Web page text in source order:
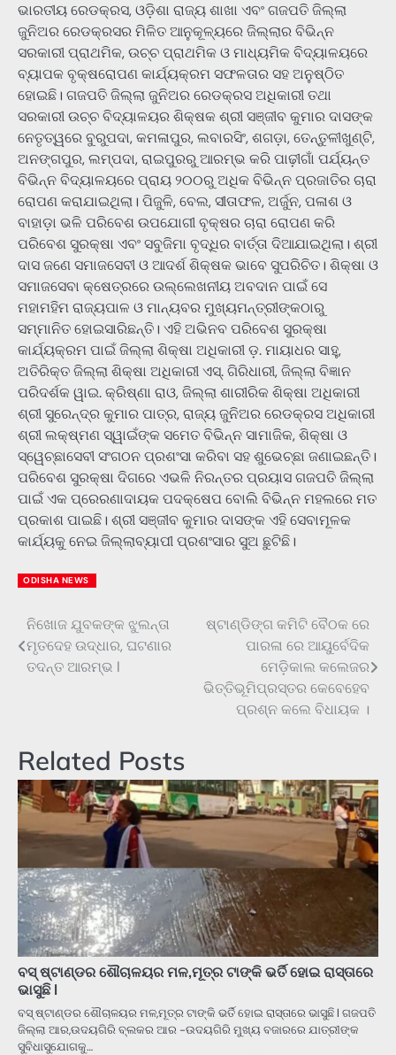
ଭାରତୀୟ ରେଡକ୍ରସ, ଓଡ଼ିଶା ରାଜ୍ୟ ଶାଖା ଏବଂ ଗଜପତି ଜିଲ୍ଲା
ଜୁନିଅର ରେଡକ୍ରସର ମିଳିତ ଆନୁକୂଳ୍ୟରେ ଜିଲ୍ଲାର ବିଭିନ୍ନ
ସରକାରୀ ପ୍ରାଥମିକ, ଉଚ୍ଚ ପ୍ରାଥମିକ ଓ ମାଧ୍ୟମିକ ବିଦ୍ୟାଳୟରେ
ବ୍ୟାପକ ବୃକ୍ଷରୋପଣ କାର୍ଯ୍ୟକ୍ରମ ସଫଳତାର ସହ ଅନୁଷ୍ଠିତ
ହୋଇଛି। ଗଜପତି ଜିଲ୍ଲା ଜୁନିଅର ରେଡକ୍ରସ ଅଧିକାରୀ ତଥା
ସରକାରୀ ଉଚ୍ଚ ବିଦ୍ୟାଳୟର ଶିକ୍ଷକ ଶ୍ରୀ ସଞ୍ଜୀବ କୁମାର ଦାସଙ୍କ
ନେତୃତ୍ୱରେ ବୁରୁପଦା, କମଳାପୁର, ଲବାରସିଂ, ଶଗଡ଼ା, ତେନ୍ତୁଳୀଖୁଣ୍ଟି,
ଅନଙ୍ଗପୁର, ଲମ୍ପଦା, ରାଇପୁରରୁ ଆରମ୍ଭ କରି ପାଢ଼ୀଗାଁ ପର୍ଯ୍ୟନ୍ତ
ବିଭିନ୍ନ ବିଦ୍ୟାଳୟରେ ପ୍ରାୟ ୨୦୦ରୁ ଅଧିକ ବିଭିନ୍ନ ପ୍ରଜାତିର ଚାରା
ରୋପଣ କରାଯାଇଥିଲା। ପିଜୁଳି, ବେଲ, ସୀତାଫଳ, ଅର୍ଜୁନ, ପଳାଶ ଓ
ବାହାଡ଼ା ଭଳି ପରିବେଶ ଉପଯୋଗୀ ବୃକ୍ଷର ଚାରା ରୋପଣ କରି
ପରିବେଶ ସୁରକ୍ଷା ଏବଂ ସବୁଜିମା ବୃଦ୍ଧିର ବାର୍ତ୍ତା ଦିଆଯାଇଥିଲା। ଶ୍ରୀ
ଦାସ ଜଣେ ସମାଜସେବୀ ଓ ଆଦର୍ଶ ଶିକ୍ଷକ ଭାବେ ସୁପରିଚିତ। ଶିକ୍ଷା ଓ
ସମାଜସେବା କ୍ଷେତ୍ରରେ ଉଲ୍ଲେଖନୀୟ ଅବଦାନ ପାଇଁ ସେ
ମହାମହିମ ରାଜ୍ୟପାଳ ଓ ମାନ୍ୟବର ମୁଖ୍ୟମନ୍ତ୍ରୀଙ୍କଠାରୁ
ସମ୍ମାନିତ ହୋଇସାରିଛନ୍ତି। ଏହି ଅଭିନବ ପରିବେଶ ସୁରକ୍ଷା
କାର୍ଯ୍ୟକ୍ରମ ପାଇଁ ଜିଲ୍ଲା ଶିକ୍ଷା ଅଧିକାରୀ ଡ଼. ମାୟାଧର ସାହୁ,
ଅତିରିକ୍ତ ଜିଲ୍ଲା ଶିକ୍ଷା ଅଧିକାରୀ ଏସ୍. ଗିରିଧାରୀ, ଜିଲ୍ଲା ବିଜ୍ଞାନ
ପରିଦର୍ଶକ ୱାଇ. କ୍ରିଷ୍ଣା ରାଓ, ଜିଲ୍ଲା ଶାରୀରିକ ଶିକ୍ଷା ଅଧିକାରୀ
ଶ୍ରୀ ସୁରେନ୍ଦ୍ର କୁମାର ପାତ୍ର, ରାଜ୍ୟ ଜୁନିଅର ରେଡକ୍ରସ ଅଧିକାରୀ
ଶ୍ରୀ ଲକ୍ଷ୍ମଣ ସ୍ୱାଇଁଙ୍କ ସମେତ ବିଭିନ୍ନ ସାମାଜିକ, ଶିକ୍ଷା ଓ
ସ୍ୱେଚ୍ଛାସେବୀ ସଂଗଠନ ପ୍ରଶଂସା କରିବା ସହ ଶୁଭେଚ୍ଛା ଜଣାଇଛନ୍ତି।
ପରିବେଶ ସୁରକ୍ଷା ଦିଗରେ ଏଭଳି ନିରନ୍ତର ପ୍ରୟାସ ଗଜପତି ଜିଲ୍ଲା
ପାଇଁ ଏକ ପ୍ରେରଣାଦାୟକ ପଦକ୍ଷେପ ବୋଲି ବିଭିନ୍ନ ମହଲରେ ମତ
ପ୍ରକାଶ ପାଇଛି। ଶ୍ରୀ ସଞ୍ଜୀବ କୁମାର ଦାସଙ୍କ ଏହି ସେବାମୂଳକ
କାର୍ଯ୍ୟକୁ ନେଇ ଜିଲ୍ଲାବ୍ୟାପୀ ପ୍ରଶଂସାର ସୁଅ ଛୁଟିଛି।
ODISHA NEWS
Post
navigation
ନିଖୋଜ ଯୁବକଙ୍କ ଝୁଲନ୍ତା
ମୃତଦେହ ଉଦ୍ଧାର, ଘଟଣାର
ତଦନ୍ତ ଆରମ୍ଭ l
ଷ୍ଟାଣ୍ଡିଙ୍ଗ କମିଟି ବୈଠକ ରେ
ପାରଳା ରେ ଆୟୁର୍ବେଦିକ
ମେଡ଼ିକାଲ କଲେଜର
ଭିତ୍ତିଭୂମିପ୍ରସ୍ତର କେବେହେବ
ପ୍ରଶ୍ନ କଲେ ବିଧାୟକ ।
Related Posts
ବସ୍ ଷ୍ଟାଣ୍ଡର ଶୌଚାଳୟର ମଳ,ମୂତ୍ର ଟାଙ୍କି ଭର୍ତି ହୋଇ ରାସ୍ତାରେ
ଭାସୁଛି l
ବସ୍ ଷ୍ଟାଣ୍ଡର ଶୌଚାଳୟର ମଳ,ମୂତ୍ର ଟାଙ୍କି ଭର୍ତି ହୋଇ ରାସ୍ତାରେ ଭାସୁଛି l ଗଜପତି
ଜିଲ୍ଲା ଆର,ଉଦୟଗିରି ବ୍ଲକର ଆର -ଉଦୟଗିରି ମୁଖ୍ୟ ବଜାରରେ ଯାତ୍ରୀଙ୍କ
ସୁବିଧାସୁଯୋଗକୁ…